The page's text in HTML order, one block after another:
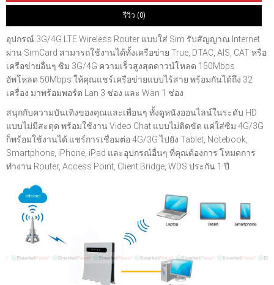
รีวิว (0)
อุปกรณ์ 3G/4G LTE Wireless Router แบบใส่ Sim รับสัญญาณ Internet
ผ่าน SimCard สามารถใช้งานได้ทั้งเครือข่าย True, DTAC, AIS, CAT หรือ
เครือข่ายอื่นๆ ซิม 3G/4G ความเร็วสูงสุดดาวน์โหลด 150Mbps
อัพโหลด 50Mbps ให้คุณแชร์เครือข่ายแบบไร้สาย พร้อมกันได้ถึง 32
เครื่อง มาพร้อมพอร์ต Lan 3 ช่อง และ Wan 1 ช่อง
สนุกกับความบันเทิงของคุณและเพื่อนๆ ทั้งดูหนังออนไลน์ในระดับ HD
แบบไม่มีสะดุด พร้อมใช้งาน Video Chat แบบไม่ติดขัด แค่ใส่ซิม 4G/3G
ก็พร้อมใช้งานได้ แชร์การเชื่อมต่อ 4G/3G ไปยัง Tablet, Notebook,
Smartphone, iPhone, iPad และอุปกรณ์อื่นๆ ที่คุณต้องการ โหมดการ
ทำงาน Router, Access Point, Client Bridge, WDS ประกัน 1 ปี